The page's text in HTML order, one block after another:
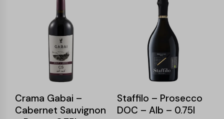
Crama Gabai –
Cabernet Sauvignon
Staffilo – Prosecco
DOC – Alb – 0.75l